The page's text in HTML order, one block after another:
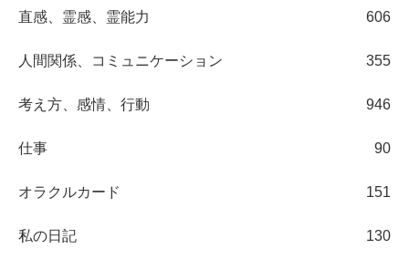
直感、霊感、霊能力 606
人間関係、コミュニケーション 355
考え方、感情、行動 946
仕事 90
オラクルカード 151
私の日記 130